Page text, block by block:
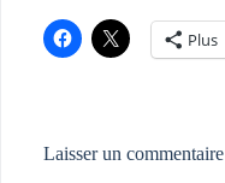
Plus
Laisser un commentaire